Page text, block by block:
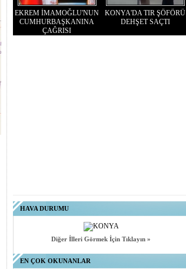
EKREM İMAMOĞLU'NUN
CUMHURBAŞKANINA
ÇAĞRISI
KONYA'DA TIR ŞÖFÖRÜ
DEHŞET SAÇTI
HAVA DURUMU
Diğer İlleri Görmek İçin Tıklayın »
EN ÇOK OKUNANLAR